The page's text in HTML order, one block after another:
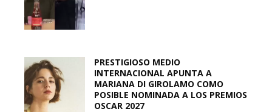
PRESTIGIOSO MEDIO
INTERNACIONAL APUNTA A
MARIANA DI GIROLAMO COMO
POSIBLE NOMINADA A LOS PREMIOS
OSCAR 2027